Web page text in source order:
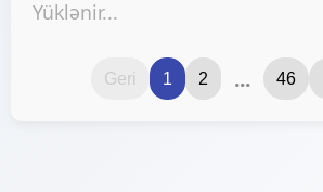
Yüklənir...
Geri 1 2 ... 46